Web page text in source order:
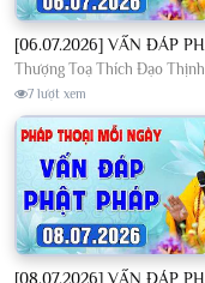
Thượng Toạ Thích Đạo Thịnh
7 lượt xem